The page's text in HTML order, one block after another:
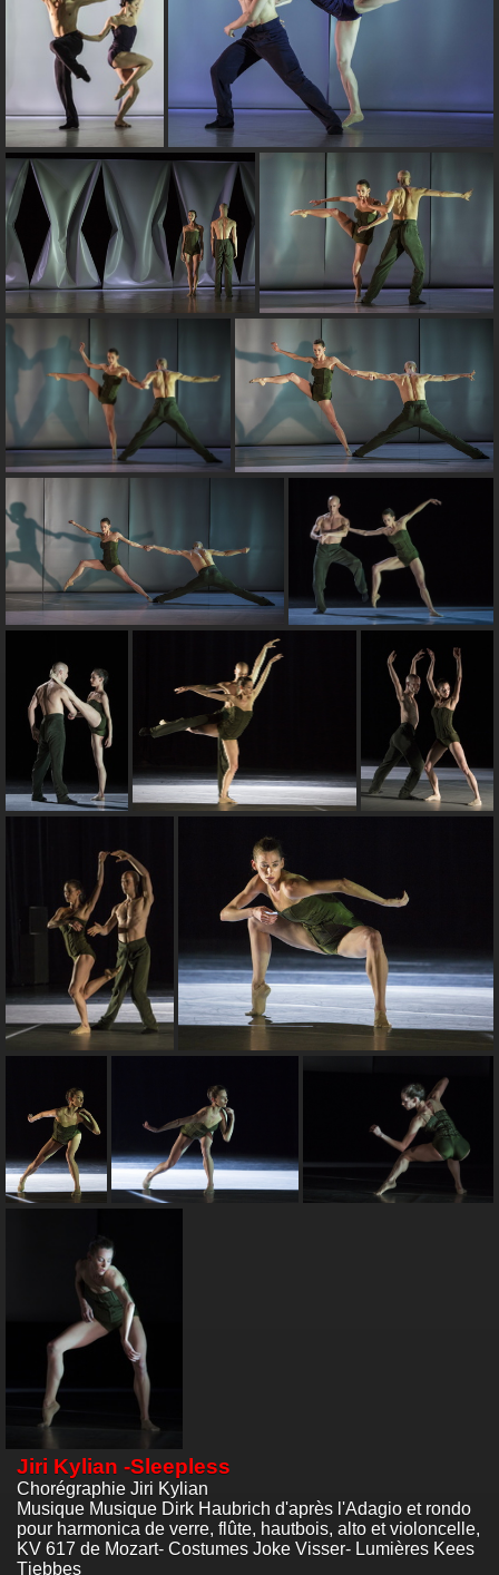
Jiri Kylian -Sleepless
Chorégraphie Jiri Kylian
Musique Musique Dirk Haubrich d'après l'Adagio et rondo
pour harmonica de verre, flûte, hautbois, alto et violoncelle,
KV 617 de Mozart- Costumes Joke Visser- Lumières Kees
Tjebbes